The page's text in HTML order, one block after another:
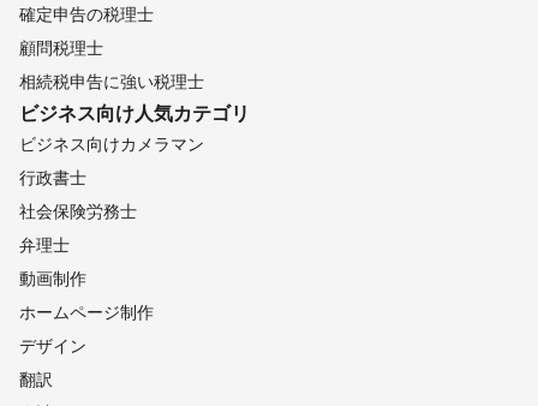
確定申告の税理士
顧問税理士
相続税申告に強い税理士
ビジネス向け人気カテゴリ
ビジネス向けカメラマン
行政書士
社会保険労務士
弁理士
動画制作
ホームページ制作
デザイン
翻訳